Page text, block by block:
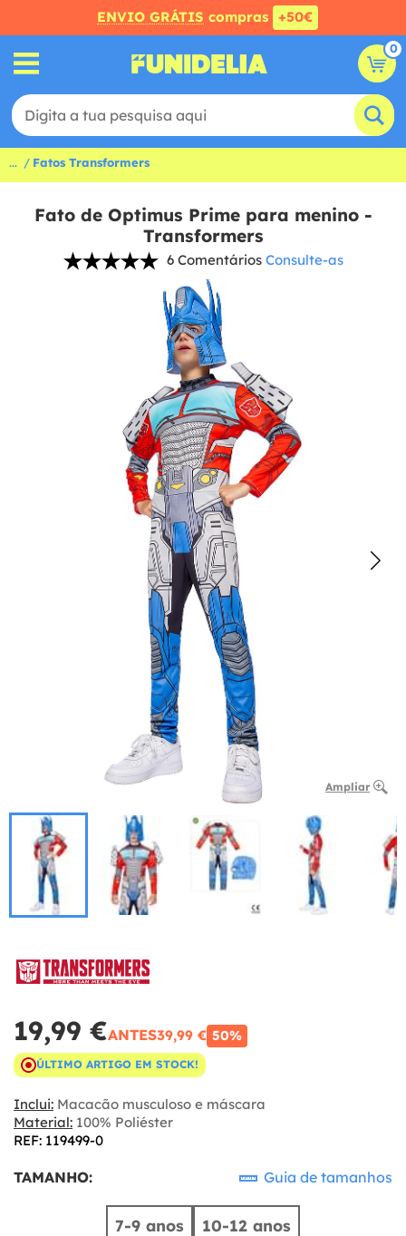
ENVIO GRÁTIS compras +50€
0
... Fatos Transformers
Fato de Optimus Prime para menino -
Transformers
6 Comentários Consulte-as
Ampliar
19,99 €ANTES39,99 € 50%
ÚLTIMO ARTIGO EM STOCK!
Inclui: Macacão musculoso e máscara
Material: 100% Poliéster
REF: 119499-0
TAMANHO: Guia de tamanhos
7-9 anos 10-12 anos